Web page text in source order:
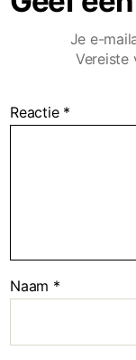
Je e-
Vereiste
Reactie *
Naam *